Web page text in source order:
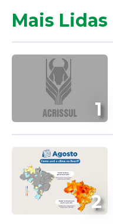
Mais Lidas
1
2